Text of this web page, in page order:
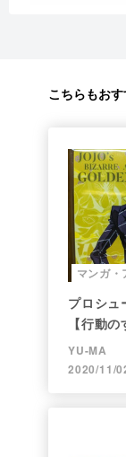
こちらもおす
マンガ・
プロシュ
【行動の
YU-MA
2020/11/